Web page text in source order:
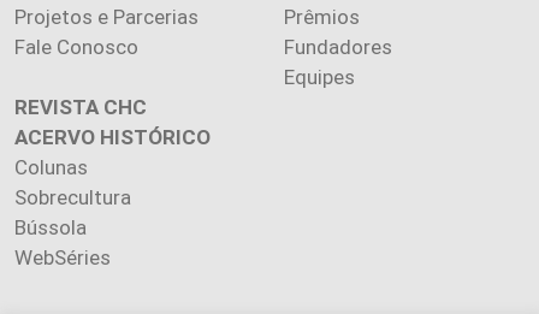
Projetos e Parcerias
Fale Conosco
Prêmios
Fundadores
Equipes
REVISTA CHC
ACERVO HISTÓRICO
Colunas
Sobrecultura
Bússola
WebSéries